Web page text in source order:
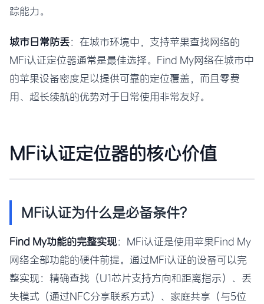
踪能力。
城市日常防丢：在城市环境中，支持苹果查找网络的
MFi认证定位器通常是最佳选择。Find My网络在城市中
的苹果设备密度足以提供可靠的定位覆盖，而且零费
用、超长续航的优势对于日常使用非常友好。
MFi认证定位器的核心价值
MFi认证为什么是必备条件？
Find My功能的完整实现：MFi认证是使用苹果Find My
网络全部功能的硬件前提。通过MFi认证的设备可以完
整实现：精确查找（U1芯片支持方向和距离指示）、丢
失模式（通过NFC分享联系方式）、家庭共享（与5位